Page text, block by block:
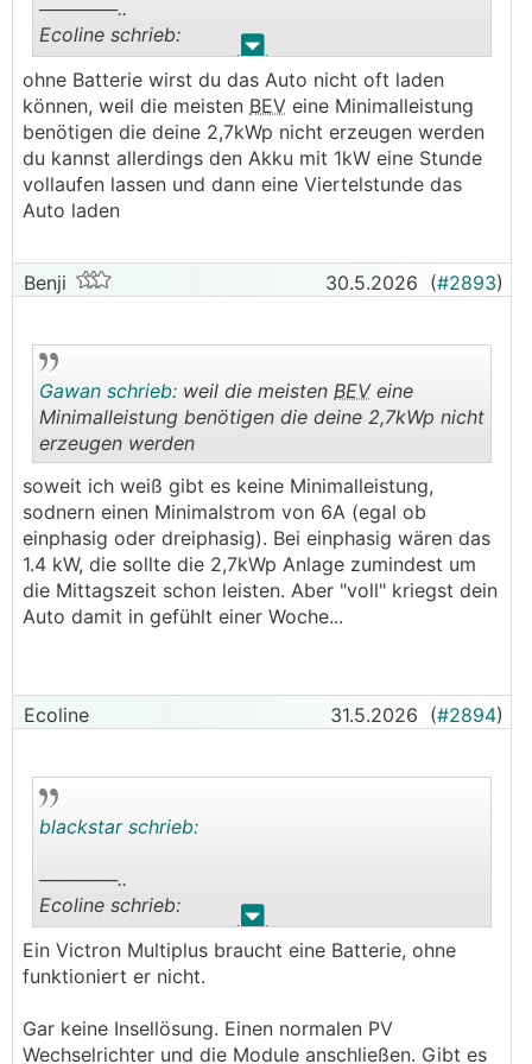
Damit soll das einphasige Laden keine Probleme
machen.
Mir ist bewusst, dass ich das Elektro-Auto nicht
an einem Tag voll bekomme, allerdings brauche
ich das auch nicht, weil ich nur noch von zu
Hause arbeite. Das Auto kann eigentlich
größtenteils einfach laden...
Warum betreibst du dann den Aufwand eines
bei 2,7kWp ohnehin nicht vernünftig geladen
bekommen, weil dazu der Überschuss bei E-Auto
fehlt.
Einfach einen günstigen PV Wechselrichter
netzparallel betreiben. Das was runter kommt
geht dann ohnehin ins E Auto.
. .
──────..
Ecoline schrieb:
──────..
blackstar schrieb:
──────..
Gawan schrieb:
abgestimmt sind passt das rein technisch schon
- wenn du mit deinen 2,7kWp den Akku am Tag
Auto lädst ... warum nicht
ich hab relativ ähnliche Akkus wie die Eco-
Worthy 48V 314Ah, damit klappt das völlig
problemlos, der einphasige MP bringt eh ned
mehr als 75A aus dem Akku raus oder rein
die Wallbox muss natürlich mit nur 1P betrieben
werden können (da sehe ich die größeren
Probleme bei deiner Idee)
───────────────
Mir ist bewusst, dass ich das Elektro-Auto nicht
Hause arbeite. Das Auto kann eigentlich
größtenteils einfach laden...
───────────────
Inselnetzes mit Speicher? Den Speicher wirst du
bei 2,7kWp ohnehin nicht vernünftig geladen
ohne Batterie wirst du das Auto nicht oft laden
können, weil die meisten BEV eine Minimalleistung
benötigen die deine 2,7kWp nicht erzeugen werden
du kannst allerdings den Akku mit 1kW eine Stunde
vollaufen lassen und dann eine Viertelstunde das
Auto laden
Benji 30.5.2026 (#2893)
..
Gawan schrieb: weil die meisten BEVeine
Minimalleistung benötigen die deine 2,7kWp nicht
erzeugen werden
soweit ich weiß gibt es keine Minimalleistung,
sodnern einen Minimalstrom von 6A (egal ob
einphasig oder dreiphasig). Bei einphasig wären das
1.4 kW, die sollte die 2,7kWp Anlage zumindest um
die Mittagszeit schon leisten. Aber "voll" kriegst dein
Auto damit in gefühlt einer Woche...
Ecoline 31.5.2026 (#2894)
. .
blackstar schrieb:
──────..
Ecoline schrieb:
──────..
blackstar schrieb:
──────..
Ein Victron Multiplus braucht eine Batterie, ohne
funktioniert er nicht.
Gar keine Insellösung. Einen normalen PV
Wechselrichter und die Module anschließen. Gibt es